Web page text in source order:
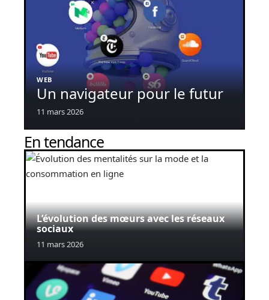
WEB
Un navigateur pour le futur
11 mars 2026
En tendance
L’évolution des mœurs avec les réseaux
sociaux
11 mars 2026